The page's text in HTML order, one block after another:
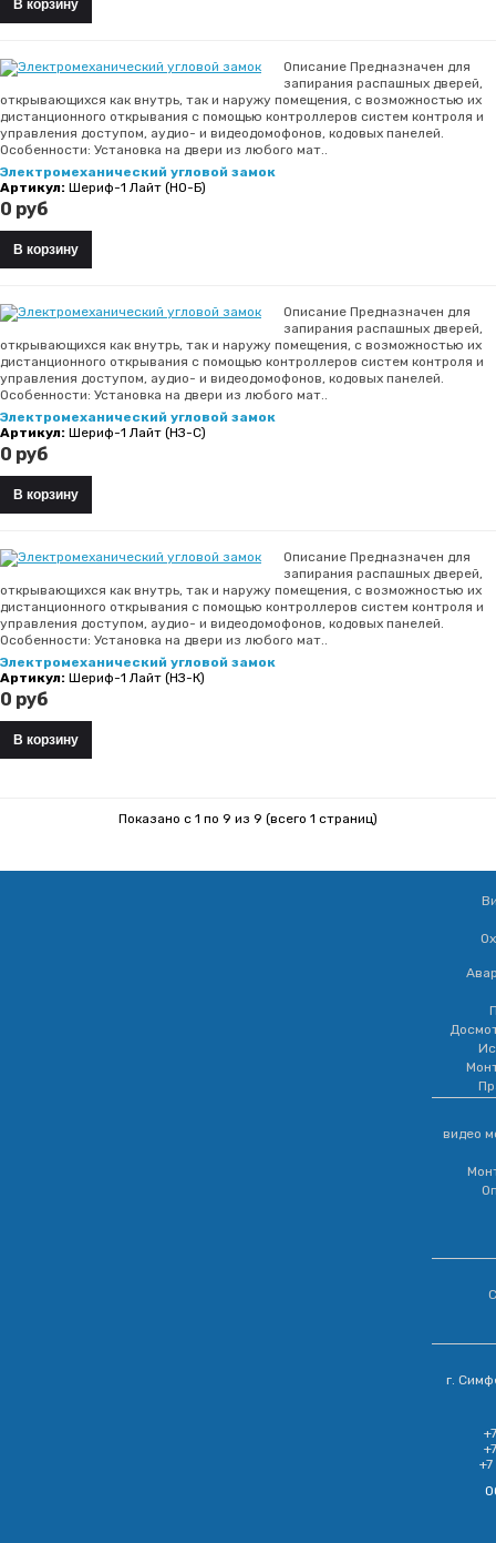
Описание Предназначен для
запирания распашных дверей,
открывающихся как внутрь, так и наружу помещения, с возможностью их
дистанционного открывания с помощью контроллеров систем контроля и
управления доступом, аудио- и видеодомофонов, кодовых панелей.
Особенности: Установка на двери из любого мат..
Электромеханический угловой замок
Артикул: Шериф-1 Лайт (НО-Б)
0 руб
Описание Предназначен для
запирания распашных дверей,
открывающихся как внутрь, так и наружу помещения, с возможностью их
дистанционного открывания с помощью контроллеров систем контроля и
управления доступом, аудио- и видеодомофонов, кодовых панелей.
Особенности: Установка на двери из любого мат..
Электромеханический угловой замок
Артикул: Шериф-1 Лайт (НЗ-С)
0 руб
Описание Предназначен для
запирания распашных дверей,
открывающихся как внутрь, так и наружу помещения, с возможностью их
дистанционного открывания с помощью контроллеров систем контроля и
управления доступом, аудио- и видеодомофонов, кодовых панелей.
Особенности: Установка на двери из любого мат..
Электромеханический угловой замок
Артикул: Шериф-1 Лайт (НЗ-К)
0 руб
Показано с 1 по 9 из 9 (всего 1 страниц)
видео
г.